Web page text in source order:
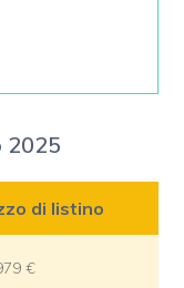
2025
di listino
€